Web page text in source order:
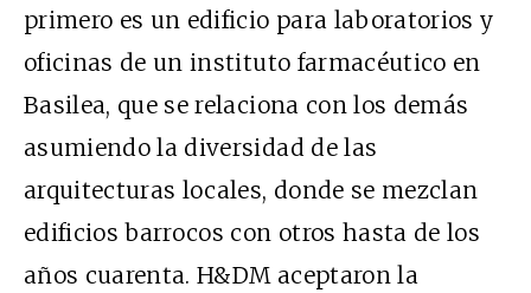
primero es un edificio para laboratorios y
oficinas de un instituto farmacéutico en
Basilea, que se relaciona con los demás
asumiendo la diversidad de las
arquitecturas locales, donde se mezclan
edificios barrocos con otros hasta de los
años cuarenta. H&DM aceptaron la